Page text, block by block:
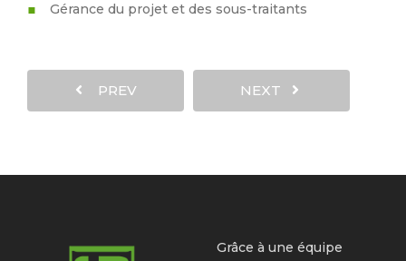
Gérance du projet et des sous-traitants
PREV NEXT
Grâce à une équipe